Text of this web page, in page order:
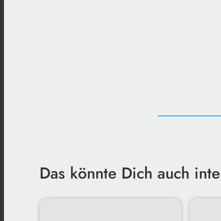
Das könnte Dich auch